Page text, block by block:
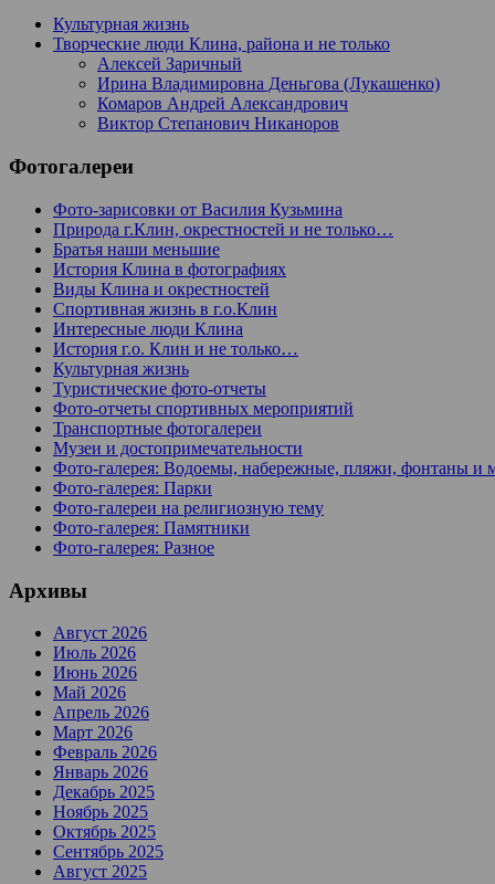
Культурная жизнь
Творческие люди Клина, района и не только
Алексей Заричный
Ирина Владимировна Деньгова (Лукашенко)
Комаров Андрей Александрович
Виктор Степанович Никаноров
Фотогалереи
Фото-зарисовки от Василия Кузьмина
Природа г.Клин, окрестностей и не только…
Братья наши меньшие
История Клина в фотографиях
Виды Клина и окрестностей
Спортивная жизнь в г.о.Клин
Интересные люди Клина
История г.о. Клин и не только…
Культурная жизнь
Туристические фото-отчеты
Фото-отчеты спортивных мероприятий
Транспортные фотогалереи
Музеи и достопримечательности
Фото-галерея: Водоемы, набережные, пляжи, фонтаны и
Фото-галерея: Парки
Фото-галереи на религиозную тему
Фото-галерея: Памятники
Фото-галерея: Разное
Архивы
Август 2026
Июль 2026
Июнь 2026
Май 2026
Апрель 2026
Март 2026
Февраль 2026
Январь 2026
Декабрь 2025
Ноябрь 2025
Октябрь 2025
Сентябрь 2025
Август 2025